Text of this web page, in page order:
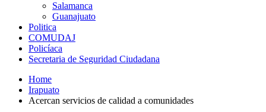
Salamanca
Guanajuato
Politica
COMUDAJ
Policíaca
Secretaria de Seguridad Ciudadana
Home
Irapuato
Acercan servicios de calidad a comunidades